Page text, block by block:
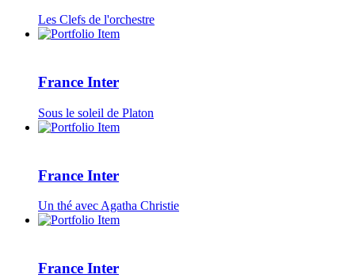
Les Clefs de l'orchestre
France Inter
Sous le soleil de Platon
France Inter
Un thé avec Agatha Christie
France Inter